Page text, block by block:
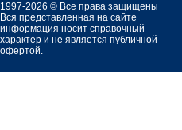
1997-2026 © Все права защищены
Вся представленная на сайте
информация носит справочный
характер и не является публичной
офертой.